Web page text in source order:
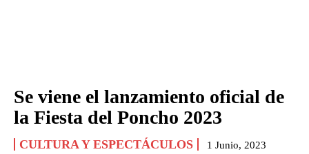
Se viene el lanzamiento oficial de
la Fiesta del Poncho 2023
CULTURA Y ESPECTÁCULOS 1 Junio, 2023